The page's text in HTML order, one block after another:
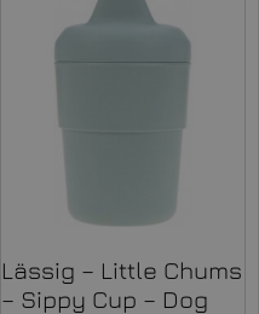
Lässig – Little Chums
– Sippy Cup – Dog